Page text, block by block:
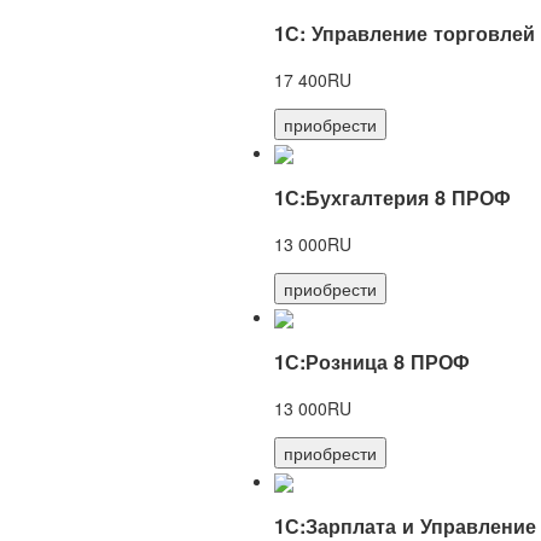
1С: Управление торговлей
17 400RU
приобрести
1С:Бухгалтерия 8 ПРОФ
13 000RU
приобрести
1С:Розница 8 ПРОФ
13 000RU
приобрести
1С:Зарплата и Управление